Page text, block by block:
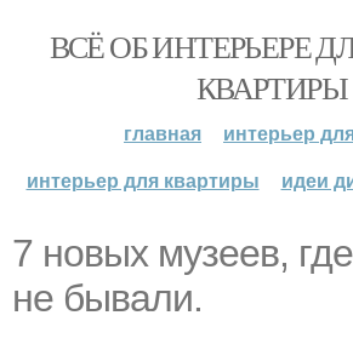
ВСЁ ОБ ИНТЕРЬЕРЕ
КВАРТИРЫ
главная
интерьер
интерьер для квартиры
идеи
7 новых музеев,
не бывали.